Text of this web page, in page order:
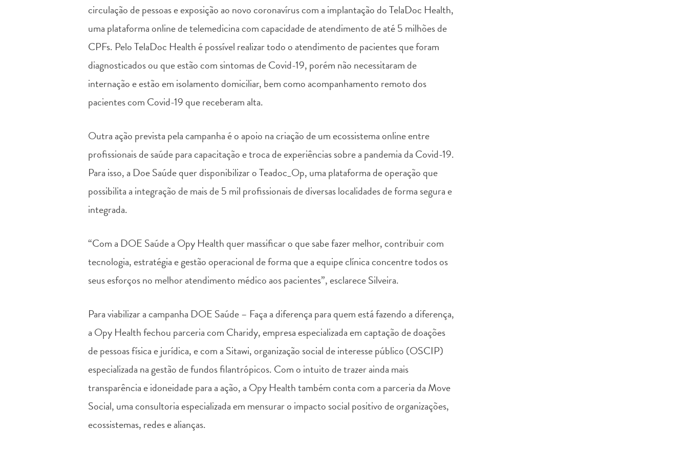
circulação de pessoas e exposição ao novo coronavírus com a implantação do TelaDoc Health,
uma plataforma online de telemedicina com capacidade de atendimento de até 5 milhões de
CPFs. Pelo TelaDoc Health é possível realizar todo o atendimento de pacientes que foram
diagnosticados ou que estão com sintomas de Covid-19, porém não necessitaram de
internação e estão em isolamento domiciliar, bem como acompanhamento remoto dos
pacientes com Covid-19 que receberam alta.
Outra ação prevista pela campanha é o apoio na criação de um ecossistema online entre
profissionais de saúde para capacitação e troca de experiências sobre a pandemia da Covid-19.
Para isso, a Doe Saúde quer disponibilizar o Teadoc_Op, uma plataforma de operação que
possibilita a integração de mais de 5 mil profissionais de diversas localidades de forma segura e
integrada.
“Com a DOE Saúde a Opy Health quer massificar o que sabe fazer melhor, contribuir com
tecnologia, estratégia e gestão operacional de forma que a equipe clínica concentre todos os
seus esforços no melhor atendimento médico aos pacientes”, esclarece Silveira.
Para viabilizar a campanha DOE Saúde – Faça a diferença para quem está fazendo a diferença,
a Opy Health fechou parceria com Charidy, empresa especializada em captação de doações
de pessoas física e jurídica, e com a Sitawi, organização social de interesse público (OSCIP)
especializada na gestão de fundos filantrópicos. Com o intuito de trazer ainda mais
transparência e idoneidade para a ação, a Opy Health também conta com a parceria da Move
Social, uma consultoria especializada em mensurar o impacto social positivo de organizações,
ecossistemas, redes e alianças.